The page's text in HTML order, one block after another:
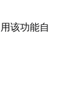
该功能自